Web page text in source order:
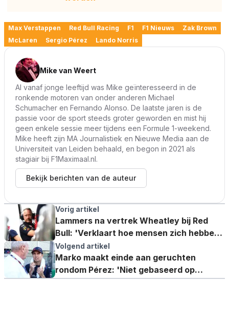
Max Verstappen Red Bull Racing F1 F1 Nieuws
Zak Brown
McLaren
Sergio Pérez Lando Norris
Mike van Weert
Al vanaf jonge leeftijd was Mike geïnteresseerd in de
ronkende motoren van onder anderen Michael
Schumacher en Fernando Alonso. De laatste jaren is de
passie voor de sport steeds groter geworden en mist hij
geen enkele sessie meer tijdens een Formule 1-weekend.
Mike heeft zijn MA Journalistiek en Nieuwe Media aan de
Universiteit van Leiden behaald, en begon in 2021 als
stagiair bij F1Maximaal.nl.
Bekijk berichten van de auteur
Vorig artikel
Lammers na vertrek Wheatley bij Red
Bull: 'Verklaart hoe mensen zich hebben
gevoeld daar'
Volgend artikel
Marko maakt einde aan geruchten
rondom Pérez: 'Niet gebaseerd op
bedoelingen Liberty Media'